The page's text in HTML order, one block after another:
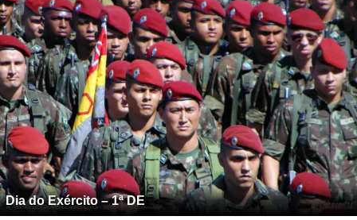
Dia do Exército – 1ª DE